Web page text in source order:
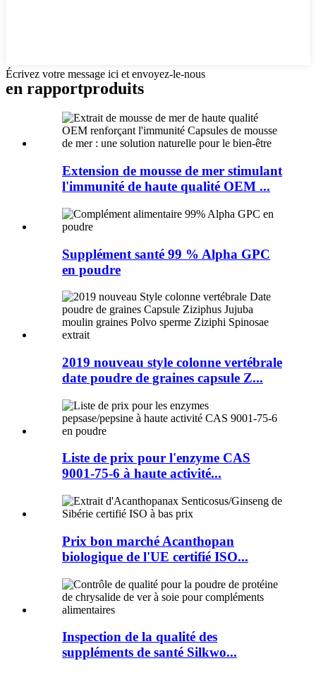
Écrivez votre message ici et envoyez-le-nous
en rapportproduits
Extension de mousse de mer stimulant
l'immunité de haute qualité OEM ...
Supplément santé 99 % Alpha GPC
en poudre
2019 nouveau style colonne vertébrale
date poudre de graines capsule Z...
Liste de prix pour l'enzyme CAS
9001-75-6 à haute activité...
Prix ​​bon marché Acanthopan
biologique de l'UE certifié ISO...
Inspection de la qualité des
suppléments de santé Silkwo...